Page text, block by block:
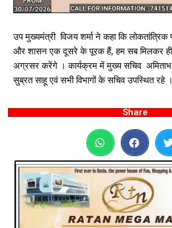
उप मुख्यमंत्री विजय शर्मा ने कहा कि लोकतांत्रिक
और शासन एक दूसरे के पूरक हैं, हम सब मिलकर ही
अग्रसर करेंगे ।कार्यक्रम में मुख्य सचिव
सुब्रत साहू एवं सभी विभागों के सचिव उपस्थित रहे ।
Share